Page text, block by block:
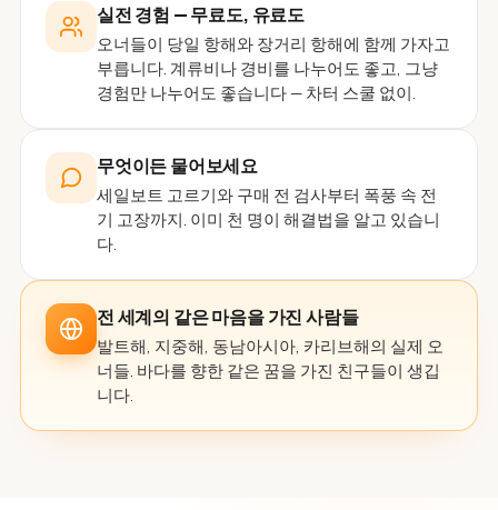
실전 경험 — 무료도, 유료도
오너들이 당일 항해와 장거리 항해에 함께 가자고
부릅니다. 계류비나 경비를 나누어도 좋고, 그냥
경험만 나누어도 좋습니다 — 차터 스쿨 없이.
무엇이든 물어보세요
세일보트 고르기와 구매 전 검사부터 폭풍 속 전
기 고장까지. 이미 천 명이 해결법을 알고 있습니
다.
전 세계의 같은 마음을 가진 사람들
발트해, 지중해, 동남아시아, 카리브해의 실제 오
너들. 바다를 향한 같은 꿈을 가진 친구들이 생깁
니다.